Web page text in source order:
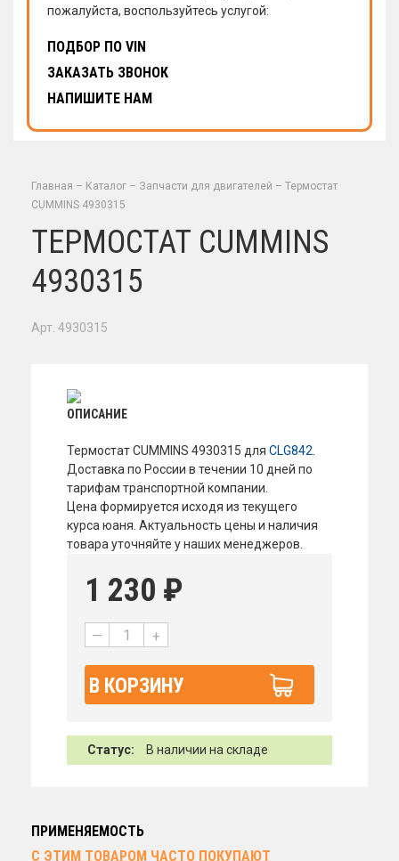
пожалуйста, воспользуйтесь услугой:
ПОДБОР ПО VIN
ЗАКАЗАТЬ ЗВОНОК
НАПИШИТЕ НАМ
Главная – Каталог – Запчасти для двигателей – Термостат
CUMMINS 4930315
ТЕРМОСТАТ CUMMINS
4930315
Арт. 4930315
ОПИСАНИЕ
Термостат CUMMINS 4930315 для CLG842
Доставка по России в течении 10 дней по
тарифам транспортной компании.
Цена формируется исходя из текущего
курса юаня. Актуальность цены и наличия
товара уточняйте у наших менеджеров.
1 230 ₽
— +
В КОРЗИНУ
Статус: В наличии на складе
ПРИМЕНЯЕМОСТЬ
С ЭТИМ ТОВАРОМ ЧАСТО ПОКУПАЮТ